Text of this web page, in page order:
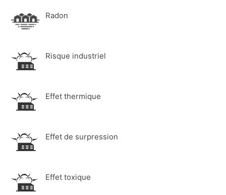
Radon
Risque industriel
Effet thermique
Effet de surpression
Effet toxique